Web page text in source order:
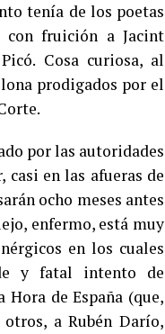
tenía de los poetas
con fruición a Jacint
Cosa curiosa, al
prodigados por el
por las autoridades
en las afueras de
ocho meses antes
enfermo, está muy
en los cuales
y fatal intento de
de España (que,
a Rubén Darío,